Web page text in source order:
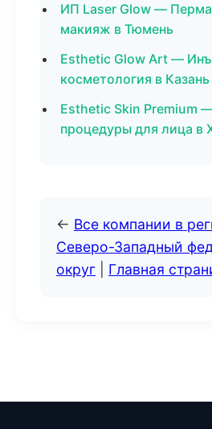
ИП Laser Glow —
макияж в Тюмень
Esthetic Glow Art —
косметология в Казань
Esthetic Skin Premium
процедуры для лица в
← Все компании в
Северо-Западный
округ
Главная